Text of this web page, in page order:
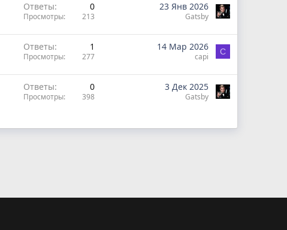
Ответы 0
Просмотры 213
23 Янв 2026
Gatsby
Ответы 1
Просмотры 277
14 Мар 2026
capi C
Ответы 0
Просмотры 398
3 Дек 2025
Gatsby